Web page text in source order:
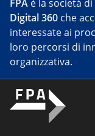
FPA è la società
Digital 360 che
interessate ai
loro percorsi di
organizzativa.